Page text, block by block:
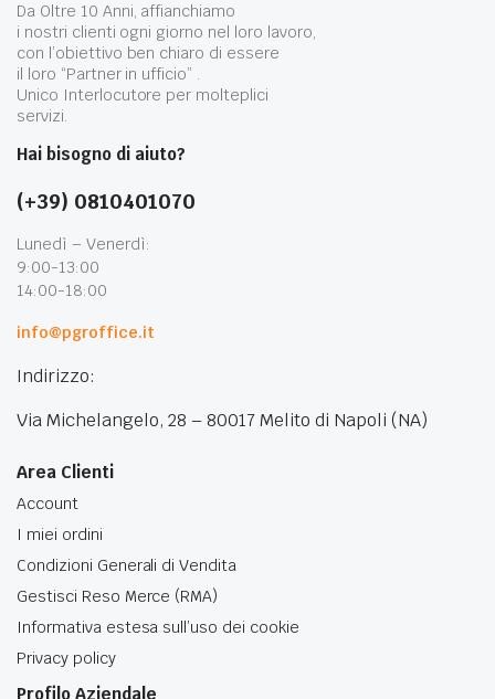
Da Oltre 10 Anni, affianchiamo
i nostri clienti ogni giorno nel loro lavoro,
con l’obiettivo ben chiaro di essere
il loro “Partner in ufficio” .
Unico Interlocutore per molteplici
servizi.
Hai bisogno di aiuto?
(+39) 0810401070
Lunedì – Venerdì:
9:00-13:00
14:00-18:00
info@pgroffice.it
Indirizzo:
Via Michelangelo, 28 – 80017 Melito di Napoli (NA)
Area Clienti
Account
I miei ordini
Condizioni Generali di Vendita
Gestisci Reso Merce (RMA)
Informativa estesa sull’uso dei cookie
Privacy policy
Profilo Aziendale